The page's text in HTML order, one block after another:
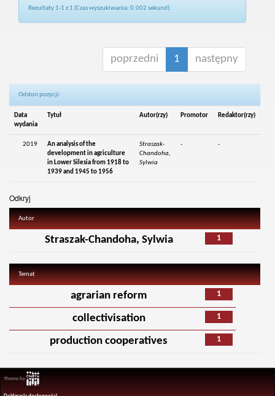
Rezultaty 1-1 z 1 (Czas wyszukiwania: 0.002 sekund).
poprzedni 1 następny
Odsłon pozycji:
Data
wydania
Tytuł Autor(rzy) Promotor Redaktor(rzy)
2019
An analysis of the
development in agriculture
in Lower Silesia from 1918 to
1939 and 1945 to 1956
Straszak-
Chandoha,
Sylwia
- -
Odkryj
Autor
1
Straszak-Chandoha, Sylwia
Temat
1
agrarian reform
1
collectivisation
1
production cooperatives
Theme by